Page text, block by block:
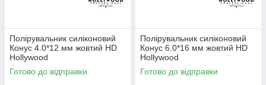
Полірувальник силіконовий
Конус 4.0*12 мм жовтий HD
Hollywood
Готово до відправки
Полірувальник силіконовий
Конус 6.0*16 мм жовтий HD
Hollywood
Готово до відправки